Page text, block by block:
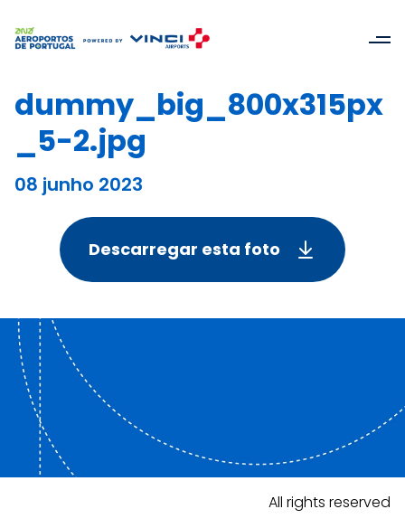
dummy_big_800x315px
_5-2.jpg
08 junho 2023
Descarregar esta foto
All rights reserved